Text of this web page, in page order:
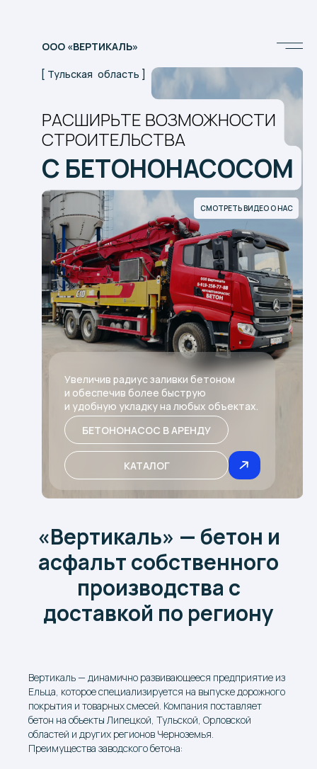
ООО «ВЕРТИКАЛЬ»
РАСШИРЬТЕ ВОЗМОЖНОСТИ
СТРОИТЕЛЬСТВА
[ |область ]
С БЕТОНОНАСОСОМ
СМОТРЕТЬ ВИДЕО О НАС
Увеличив радиус заливки бетоном
и обеспечив более быструю
и удобную укладку на любых объектах.
ЗАКАЗАТЬ БЕТОНОНАСОС
БЕТОН АСФАЛЬТ ЕЛЕЦ
ЛИПЕЦК ТУЛА ОРЕЛ
КАТАЛОГ
БЕТОНОНАСОС В АРЕНДУ
«Вертикаль» — бетон и
асфальт собственного
производства с
доставкой по региону
Вертикаль — динамично развивающееся предприятие из
Ельца, которое специализируется на выпуске дорожного
покрытия и товарных смесей. Компания поставляет
бетон на объекты Липецкой, Тульской, Орловской
областей и других регионов Черноземья.
Преимущества заводского бетона: